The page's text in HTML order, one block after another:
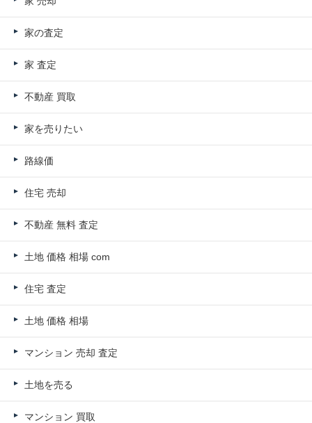
家の査定
家 査定
不動産 買取
家を売りたい
路線価
住宅 売却
不動産 無料 査定
土地 価格 相場 com
住宅 査定
土地 価格 相場
マンション 売却 査定
土地を売る
マンション 買取